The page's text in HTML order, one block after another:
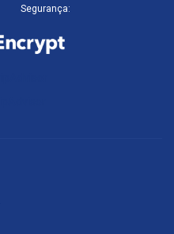
Segurança: